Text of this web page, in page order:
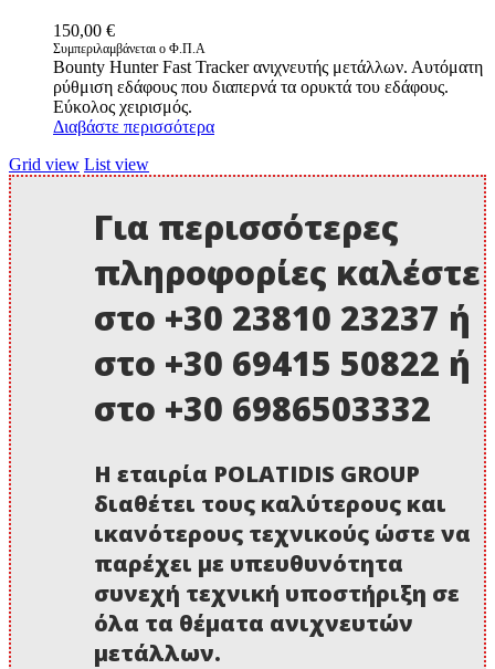
150,00 €
Συμπεριλαμβάνεται ο Φ.Π.Α
Bounty Hunter Fast Tracker ανιχνευτής μετάλλων. Αυτόματη
ρύθμιση εδάφους που διαπερνά τα ορυκτά του εδάφους.
Εύκολος χειρισμός.
Διαβάστε περισσότερα
Grid view List view
Για περισσότερες
πληροφορίες καλέστε
στο +30 23810 23237 ή
στο +30 69415 50822 ή
στο +30 6986503332
Η εταιρία POLATIDIS GROUP
διαθέτει τους καλύτερους και
ικανότερους τεχνικούς ώστε να
παρέχει με υπευθυνότητα
συνεχή τεχνική υποστήριξη σε
όλα τα θέματα ανιχνευτών
μετάλλων.